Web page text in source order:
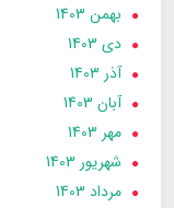
بهمن 1403
دی 1403
آذر 1403
آبان 1403
مهر 1403
شهریور 1403
مرداد 1403